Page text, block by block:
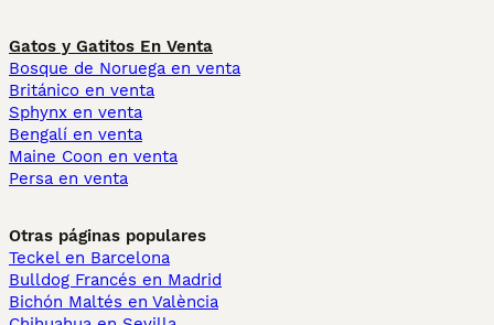
Gatos y Gatitos En Venta
Bosque de Noruega en venta
Británico en venta
Sphynx en venta
Bengalí en venta
Maine Coon en venta
Persa en venta
Otras páginas populares
Teckel en Barcelona
Bulldog Francés en Madrid
Bichón Maltés en València